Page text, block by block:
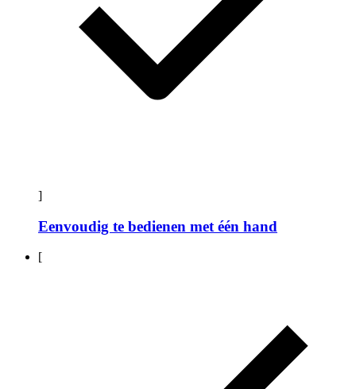
]
Eenvoudig te bedienen met één hand
[